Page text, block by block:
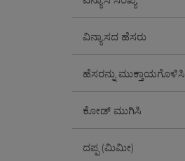
ವಿನ್ಯಾಸದ ಹೆಸರು
ಹೆಸರನ್ನು ಮುಕ್ತಾಯಗೊಳಿಸಿ
ಕೋಡ್ ಮುಗಿಸಿ
ದಪ್ಪ (ಮಿಮೀ)